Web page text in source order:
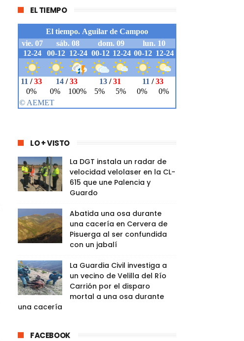
EL TIEMPO
LO + VISTO
La DGT instala un radar de
velocidad velolaser en la CL-
615 que une Palencia y
Guardo
Abatida una osa durante
una cacería en Cervera de
Pisuerga al ser confundida
con un jabalí
La Guardia Civil investiga a
un vecino de Velilla del Río
Carrión por el disparo
mortal a una osa durante
una cacería
FACEBOOK